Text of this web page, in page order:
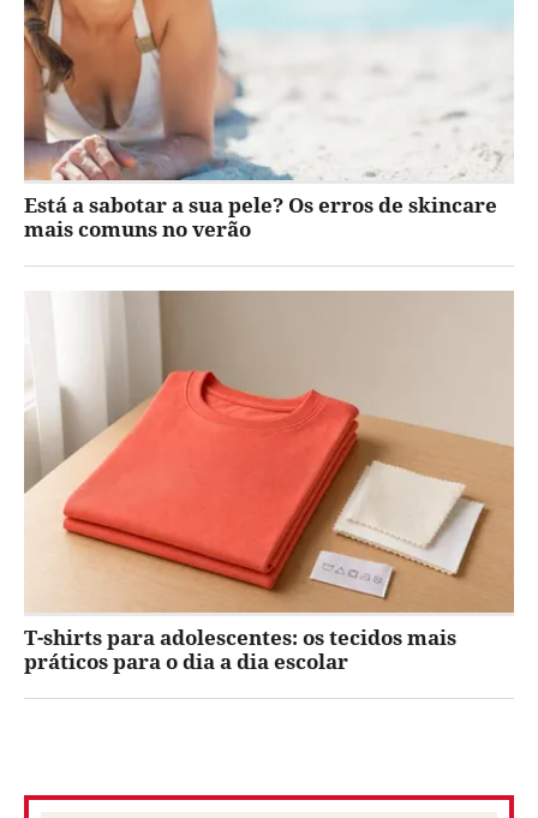
Está a sabotar a sua pele? Os erros de skincare
mais comuns no verão
T-shirts para adolescentes: os tecidos mais
práticos para o dia a dia escolar